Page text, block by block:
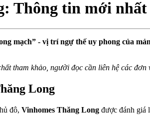
Thông tin mới
mạch” - vị trí ngự thế uy phong của
tham khảo, người đọc cần liên hệ các
Long
đô, Vinhomes Thăng Long được đánh giá